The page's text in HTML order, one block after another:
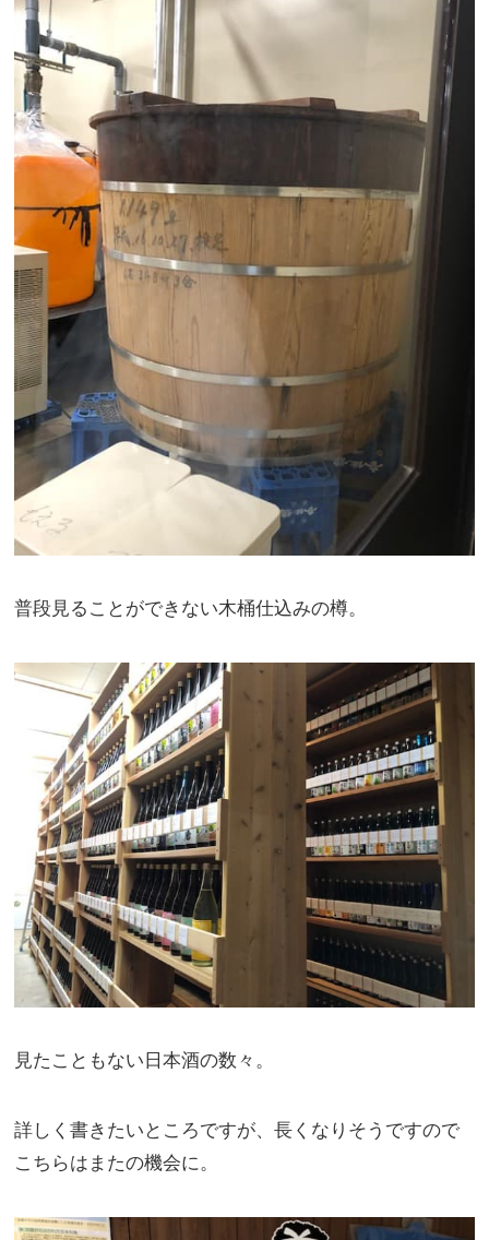
普段見ることができない木桶仕込みの樽。
見たこともない日本酒の数々。
詳しく書きたいところですが、長くなりそうですので
こちらはまたの機会に。